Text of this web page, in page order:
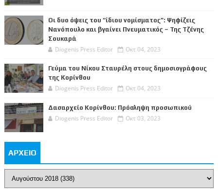
Οι δυο όψεις του “ίδιου νομίσματος”: Ψηφίζεις
Νανόπουλο και βγαίνει Πνευματικός – Της Τζένης
Σουκαρά
Diogenis Press Editor Οκτ 04, 2023
Γεύμα του Νίκου Σταυρέλη στους δημοσιογράφους
της Κορίνθου
Diogenis Press Editor Οκτ 04, 2023
Δασαρχείο Κορίνθου: Πρόσληψη προσωπικού
Diogenis Press Editor Οκτ 03, 2023
ΑΡΧΕΙΟ